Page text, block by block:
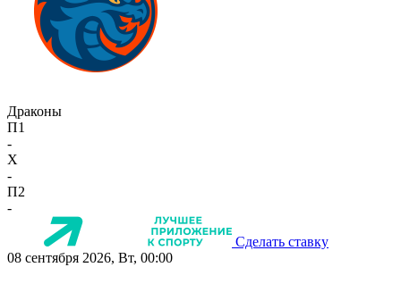
Драконы
П1
-
X
-
П2
-
Сделать ставку
08 сентября 2026, Вт, 00:00